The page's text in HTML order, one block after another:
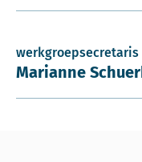
werkgroepsecretaris
Marianne